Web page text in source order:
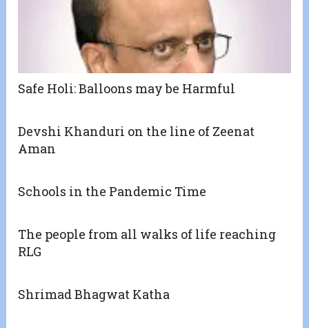
Safe Holi: Balloons may be Harmful
Devshi Khanduri on the line of Zeenat
Aman
Schools in the Pandemic Time
The people from all walks of life reaching
RLG
Shrimad Bhagwat Katha